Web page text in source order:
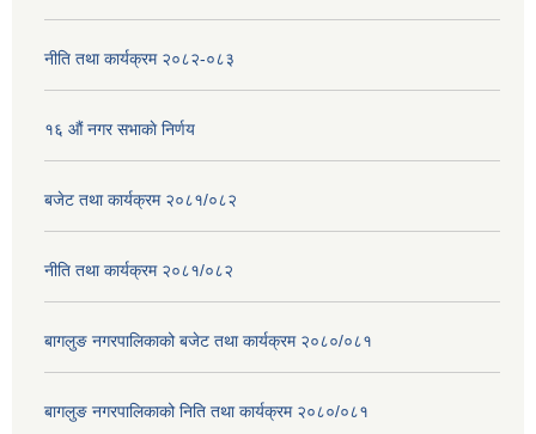
नीति तथा कार्यक्रम २०८२-०८३
१६ ‌औं नगर सभाकाे निर्णय
बजेट तथा कार्यक्रम २०८१/०८२
नीति तथा कार्यक्रम २०८१/०८२
बागलुङ नगरपालिकाको बजेट तथा कार्यक्रम २०८०/०८१
बागलुङ नगरपालिकाको निति तथा कार्यक्रम २०८०/०८१